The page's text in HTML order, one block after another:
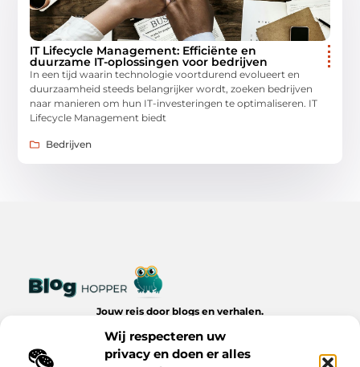
Wij respecteren uw
privacy en doen er alles
IT Lifecycle Management: Efficiënte en
duurzame IT-oplossingen voor bedrijven
In een tijd waarin technologie voortdurend evolueert en
duurzaamheid steeds belangrijker wordt, zoeken bedrijven
naar manieren om hun IT-investeringen te optimaliseren. IT
Lifecycle Management biedt
Bedrijven
Jouw reis door blogs en verhalen.
dagelijks leven op Bloghopper.nl.